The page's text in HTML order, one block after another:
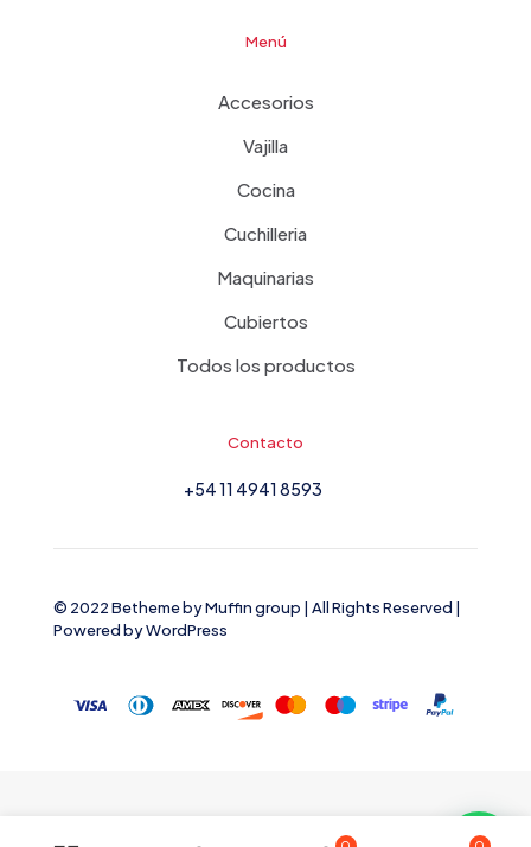
Menú
Accesorios
Vajilla
Cocina
Cuchilleria
Maquinarias
Cubiertos
Todos los productos
Contacto
+54 11 4941 8593
© 2022 Betheme byMuffin group | All Rights Reserved |
Powered byWordPress